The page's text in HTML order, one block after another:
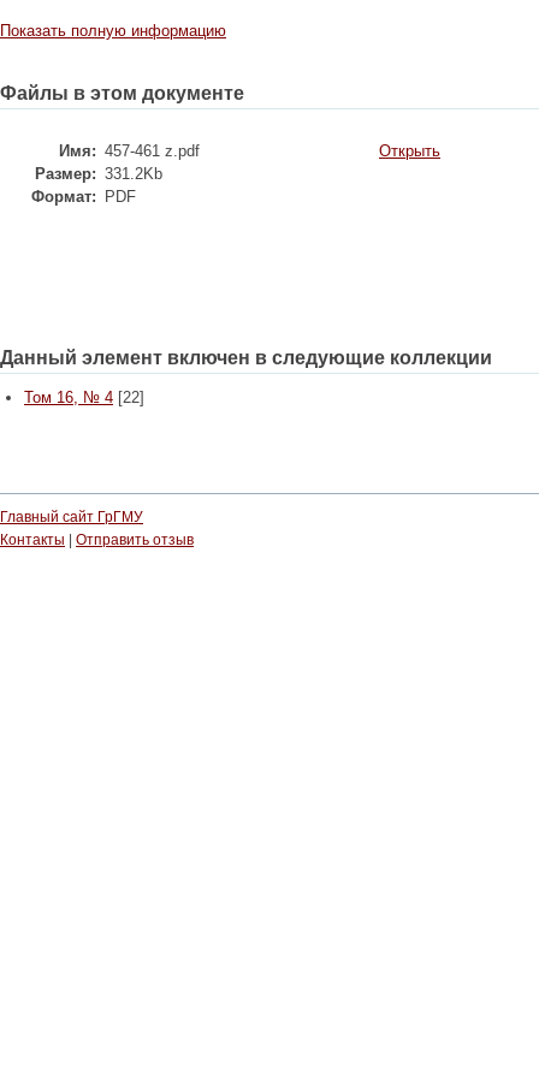
Показать полную информацию
Файлы в этом документе
Имя: 457-461 z.pdf
Размер: 331.2Kb
Формат:
PDF
Открыть
Данный элемент включен в следующие коллекции
Том 16, № 4 [22]
Главный сайт ГрГМУ
Контакты
Отправить отзыв